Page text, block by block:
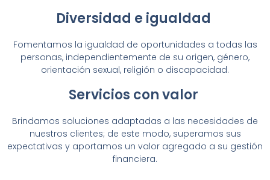
Diversidad e igualdad
Fomentamos la igualdad de oportunidades a todas las
personas, independientemente de su origen, género,
orientación sexual, religión o discapacidad.
Servicios con valor
Brindamos soluciones adaptadas a las necesidades de
nuestros clientes; de este modo, superamos sus
expectativas y aportamos un valor agregado a su gestión
financiera.